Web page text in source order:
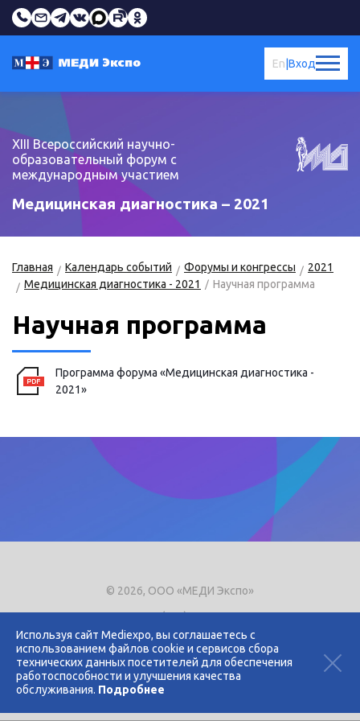
Используя сайт Mediexpo, вы соглашаетесь с
использованием файлов cookie и сервисов сбора
технических данных посетителей для обеспечения
работоспособности и улучшения качества
обслуживания. Подробнее
Вход
En
XIII Всероссийский научно-
образовательный форум с
международным участием
Медицинская диагностика – 2021
Главная Календарь событий Форумы и конгрессы
2021
Медицинская диагностика - 2021
Научная программа
Научная программа
Программа форума «Медицинская диагностика -
2021»
© 2026, ООО «МЕДИ Экспо»
Тел.+7 (495) 721-8866
E-mail:expo@mediexpo.ru
Контакты
Политика использования cookies
Политика конфиденциальности